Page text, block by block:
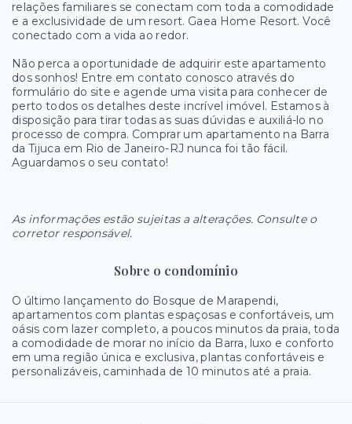
relações familiares se conectam com toda a comodidade
e a exclusividade de um resort. Gaea Home Resort. Você
conectado com a vida ao redor.
Não perca a oportunidade de adquirir este apartamento
dos sonhos! Entre em contato conosco através do
formulário do site e agende uma visita para conhecer de
perto todos os detalhes deste incrível imóvel. Estamos à
disposição para tirar todas as suas dúvidas e auxiliá-lo no
processo de compra. Comprar um apartamento na Barra
da Tijuca em Rio de Janeiro-RJ nunca foi tão fácil.
Aguardamos o seu contato!
As informações estão sujeitas a alterações. Consulte o
corretor responsável.
Sobre o condomínio
O último lançamento do Bosque de Marapendi,
apartamentos com plantas espaçosas e confortáveis, um
oásis com lazer completo, a poucos minutos da praia, toda
a comodidade de morar no início da Barra, luxo e conforto
em uma região única e exclusiva, plantas confortáveis e
personalizáveis, caminhada de 10 minutos até a praia.